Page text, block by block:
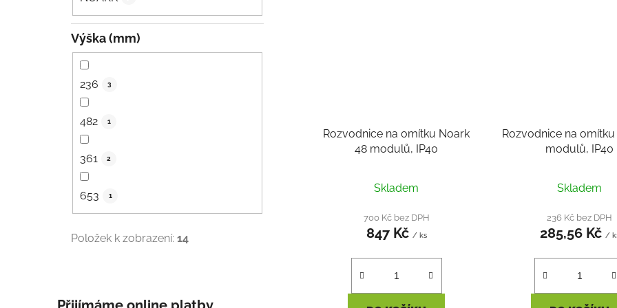
Výška (mm)
236 3
482 1
361 2
653 1
Položek k zobrazení: 14
Rozvodnice na omítku Noark
48 modulů, IP40
Skladem
700 Kč bez DPH
847 Kč / ks
Rozvodnice na
modulů, IP40
je
Skladem
236 Kč bez DPH
285,56 Kč /